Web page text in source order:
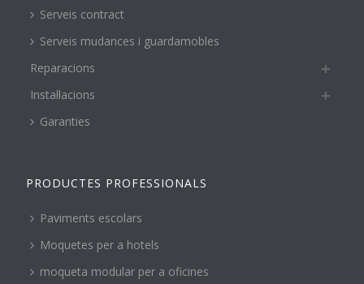
Serveis contract
Serveis mudances i guardamobles
Reparacions
Instal·lacions
Garanties
PRODUCTES PROFESSIONALS
Paviments escolars
Moquetes per a hotels
moqueta modular per a oficines